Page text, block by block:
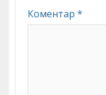
Коментар *